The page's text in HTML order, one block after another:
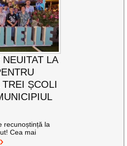
LA
ȘCOLI
recunoștință la
Cea mai